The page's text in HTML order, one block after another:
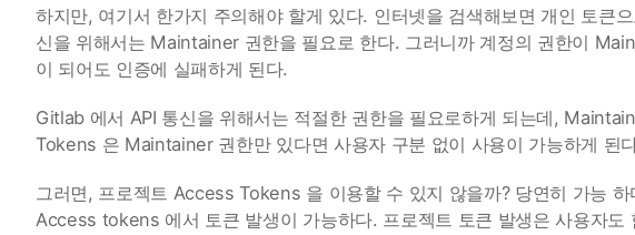
하지만, 여기서 한가지 주의해야 할게 있다. 인터넷을 검색해보면 개인 토큰
신을 위해서는 Maintainer 권한을 필요로 한다. 그러니까 계정의 권한이
이 되어도 인증에 실패하게 된다.
Gitlab 에서 API 통신을 위해서는 적절한 권한을 필요로하게 되는데,
Tokens 은 Maintainer 권한만 있다면 사용자 구분 없이 사용이 가능하게 된
그러면, 프로젝트 Access Tokens 을 이용할 수 있지 않을까? 당연히 가능
Access tokens 에서 토큰 발생이 가능하다. 프로젝트 토큰 발생은 사용자도